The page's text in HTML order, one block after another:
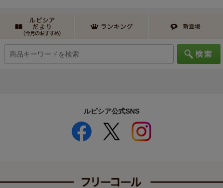
ルピシア公式SNS